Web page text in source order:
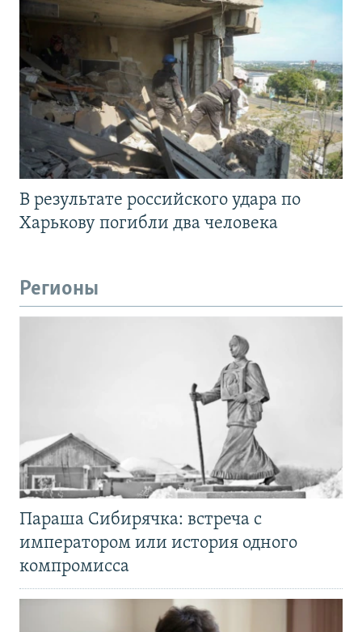
В результате российского удара по
Харькову погибли два человека
Регионы
Параша Сибирячка: встреча с
императором или история одного
компромисса